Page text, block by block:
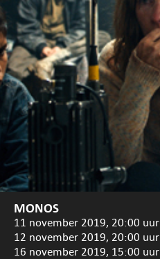
MONOS
11 november 2019, 20:00 uur
12 november 2019, 20:00 uur
16 november 2019, 15:00 uur